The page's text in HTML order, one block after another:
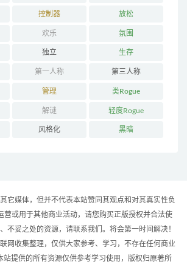
控制器 放松
欢乐 氛围
独立 生存
第一人称 第三人称
管理 类Rogue
解谜 轻度Rogue
风格化 黑暗
它媒体，但并不代表本站赞同其观点和对其真实性负
或用于其他商业活动，请您购买正版授权并合法使
不妥之处的资源，请联系我们。将会第一时间解决！
网收集整理，仅供大家参考、学习，不存在任何商业
提供的所有资源仅供参考学习使用，版权归原著所